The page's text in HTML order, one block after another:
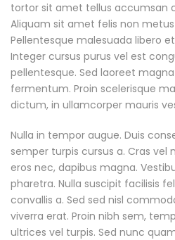
tortor sit amet tellus accumsan
Aliquam sit amet felis non
Pellentesque malesuada libero
Integer cursus purus vel est
pellentesque. Sed laoreet
fermentum. Proin scelerisque
dictum, in ullamcorper mauris
Nulla in tempor augue. Duis
semper turpis cursus a. Cras vel
eros nec, dapibus magna.
pharetra. Nulla suscipit facilisis
convallis a. Sed sed nisl
viverra erat. Proin nibh sem,
ultrices vel turpis. Sed nunc